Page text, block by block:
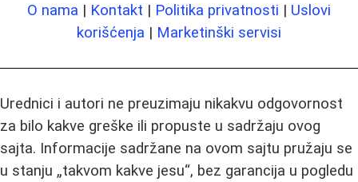
O nama | Kontakt | Politika privatnosti | Uslovi
korišćenja | Marketinški servisi
Urednici i autori ne preuzimaju nikakvu odgovornost
za bilo kakve greške ili propuste u sadržaju ovog
sajta. Informacije sadržane na ovom sajtu pružaju se
u stanju „takvom kakve jesu“, bez garancija u pogledu